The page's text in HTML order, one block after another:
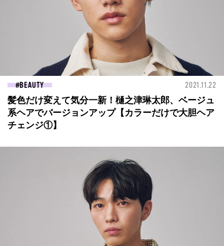
BEAUTY 2021.11.22
髪色だけ変えて気分一新！樋之津琳太郎、ベージュ
系ヘアでバージョンアップ【カラーだけで大胆ヘア
チェンジ①】